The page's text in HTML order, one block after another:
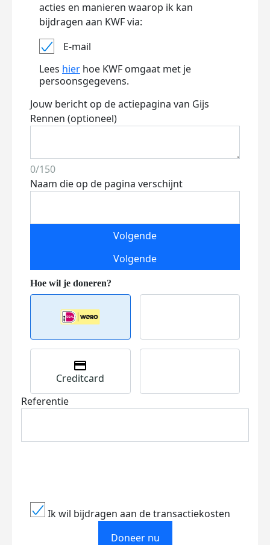
acties en manieren waarop ik kan
bijdragen aan KWF via:
E-mail
Lees hier hoe KWF omgaat met je
persoonsgegevens.
Jouw bericht op de actiepagina van Gijs
Rennen (optioneel)
0/150
Naam die op de pagina verschijnt
Volgende
Volgende
Creditcard
Referentie
Ik wil bijdragen aan de transactiekosten
Doneer nu